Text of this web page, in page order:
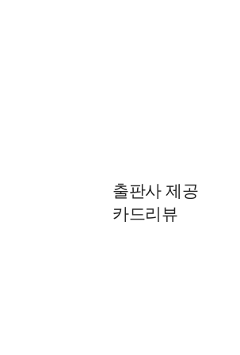
출판사 제공
카드리뷰